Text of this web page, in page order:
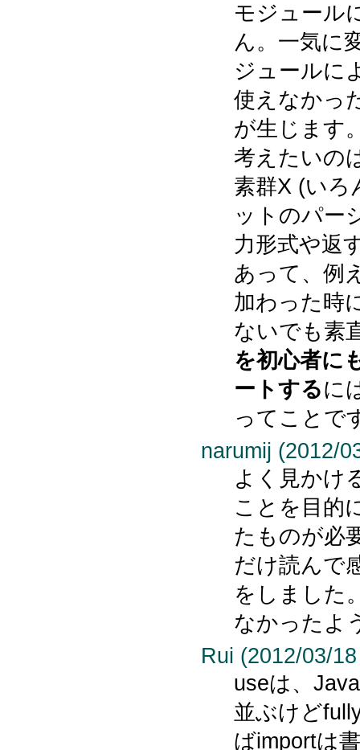
モジュール
ん。一気に
ジュールに
使えなかっ
が生じます
考えたいの
素群X (いろ
ットのパー
力形式や返
あって、例
加わった時
ないでも素
を初心者に
ートするに
ってことで
narumij (2012/
よく見かけ
ことを目的
たものが必
だけ読んで
をしました
なかったよ
Rui (2012/03/
useは、
並ぶけど
ばimportは